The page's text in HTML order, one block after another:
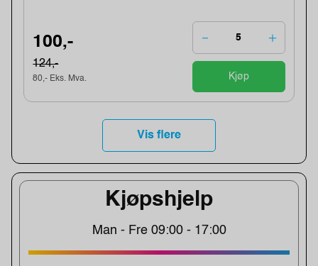
Kjøpshjelp
Man - Fre 09:00 - 17:00
100,-
124,-
80,- Eks. Mva. Kjøp
Vis flere